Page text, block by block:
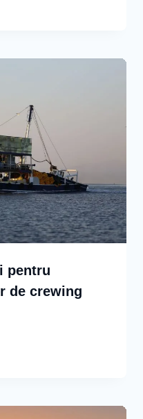
pentru
de crewing